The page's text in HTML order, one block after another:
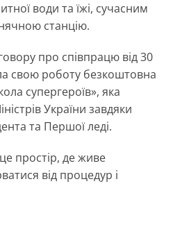
води та їжі, сучасним
станцію.
про співпрацю від 30
свою роботу безкоштовна
супергероїв», яка
України завдяки
та Першої леді.
простір, де живе
від процедур і